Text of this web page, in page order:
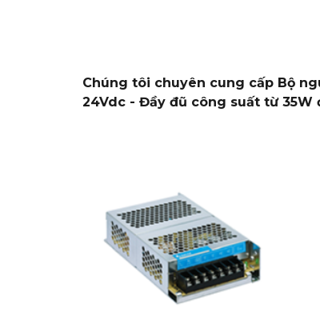
Chúng tôi chuyên cung cấp Bộ
24Vdc - Đầy đũ công suất từ 35W